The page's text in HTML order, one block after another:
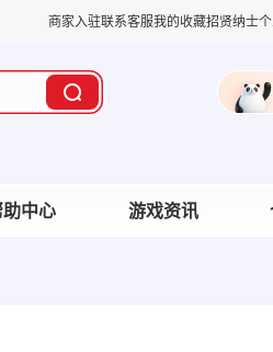
商家入驻联系客服我的收藏招贤纳士
中心 游戏资讯